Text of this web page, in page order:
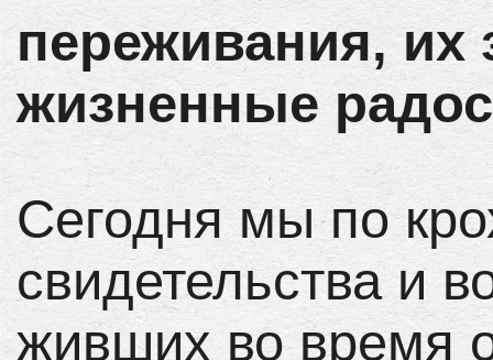
переживания, их
жизненные
Сегодня мы по
свидетельства и
живших во время